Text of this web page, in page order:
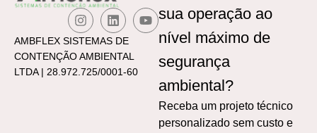
sua operação ao
nível máximo de
segurança
ambiental?
Receba um projeto técnico
personalizado sem custo e
AMBFLEX SISTEMAS DE
CONTENÇÃO AMBIENTAL
LTDA | 28.972.725/0001-60